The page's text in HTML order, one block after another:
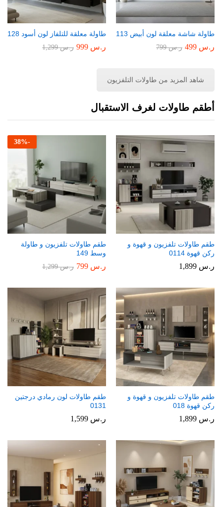
طاولة شاشة معلقة لون أبيض 113
ر.س ر.س799
طاولة معلقة للتلفاز لون أسود 128
ر.س ر.س1,299
شاهد المزيد من طاولات التلفزيون
أطقم طاولات لغرف الاستقبال
طقم طاولات تلفزيون و قهوة و
ركن قهوة 0114
ر.س
-
38%
طقم طاولات تلفزيون و طاولة
وسط 149
ر.س ر.س1,299
طقم طاولات تلفزيون و قهوة و
ركن قهوة 018
ر.س
طقم طاولات لون رمادي درجتين
0131
ر.س